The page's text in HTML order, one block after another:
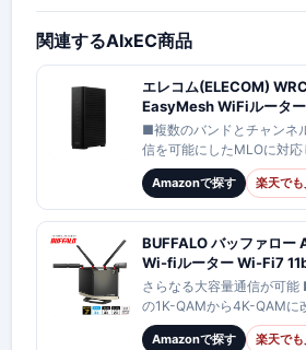
関連するAIxEC商品
エレコム(ELECOM)
EasyMesh WiFiルータ
11be/11ax
有線 10Gbps AIセキュリ
■複数のバンドとチャンネ
信を可能にしたMLOに対応
通信、大容量のファイルの
能になりました。本製品の
Amazonで探す 楽天でも
BUFFALO バッファロ
Wi-fiルーター Wi-Fi7
EasyMesh対応 WXR-
さらなる大容量通信が可
の1K-QAMから4K-QAMに
向上。近距離での通信速度
化・送受信感度向上のため
Amazonで探す 楽天でも